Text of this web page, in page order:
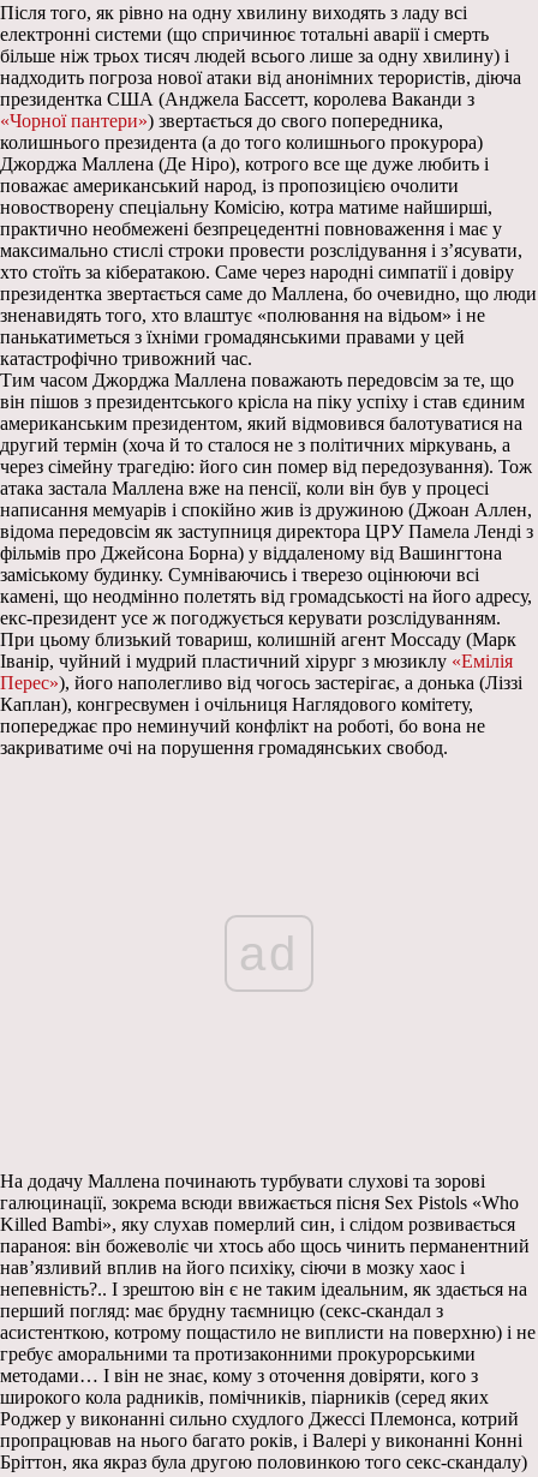
Після того, як рівно на одну хвилину виходять з ладу всі
електронні системи (що спричинює тотальні аварії і смерть
більше ніж трьох тисяч людей всього лише за одну хвилину) і
надходить погроза нової атаки від анонімних терористів, діюча
президентка США (Анджела Бассетт, королева Ваканди з
«Чорної пантери») звертається до свого попередника,
колишнього президента (а до того колишнього прокурора)
Джорджа Маллена (Де Ніро), котрого все ще дуже любить і
поважає американський народ, із пропозицією очолити
новостворену спеціальну Комісію, котра матиме найширші,
практично необмежені безпрецедентні повноваження і має у
максимально стислі строки провести розслідування і з’ясувати,
хто стоїть за кібератакою. Саме через народні симпатії і довіру
президентка звертається саме до Маллена, бо очевидно, що люди
зненавидять того, хто влаштує «полювання на відьом» і не
панькатиметься з їхніми громадянськими правами у цей
катастрофічно тривожний час.
Тим часом Джорджа Маллена поважають передовсім за те, що
він пішов з президентського крісла на піку успіху і став єдиним
американським президентом, який відмовився балотуватися на
другий термін (хоча й то сталося не з політичних міркувань, а
через сімейну трагедію: його син помер від передозування). Тож
атака застала Маллена вже на пенсії, коли він був у процесі
написання мемуарів і спокійно жив із дружиною (Джоан Аллен,
відома передовсім як заступниця директора ЦРУ Памела Ленді з
фільмів про Джейсона Борна) у віддаленому від Вашингтона
заміському будинку. Сумніваючись і тверезо оцінюючи всі
камені, що неодмінно полетять від громадськості на його адресу,
екс-президент усе ж погоджується керувати розслідуванням.
При цьому близький товариш, колишній агент Моссаду (Марк
Іванір, чуйний і мудрий пластичний хірург з мюзиклу «Емілія
Перес»), його наполегливо від чогось застерігає, а донька (Ліззі
Каплан), конгресвумен і очільниця Наглядового комітету,
попереджає про неминучий конфлікт на роботі, бо вона не
закриватиме очі на порушення громадянських свобод.
ad
На додачу Маллена починають турбувати слухові та зорові
галюцинації, зокрема всюди ввижається пісня Sex Pistols «Who
Killed Bambi», яку слухав померлий син, і слідом розвивається
параноя: він божеволіє чи хтось або щось чинить перманентний
нав’язливий вплив на його психіку, сіючи в мозку хаос і
непевність?.. І зрештою він є не таким ідеальним, як здається на
перший погляд: має брудну таємницю (секс-скандал з
асистенткою, котрому пощастило не виплисти на поверхню) і не
гребує аморальними та протизаконними прокурорськими
методами… І він не знає, кому з оточення довіряти, кого з
широкого кола радників, помічників, піарників (серед яких
Роджер у виконанні сильно схудлого Джессі Племонса, котрий
пропрацював на нього багато років, і Валері у виконанні Конні
Бріттон, яка якраз була другою половинкою того секс-скандалу)